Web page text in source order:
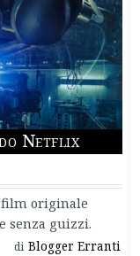
Netflix
film originale
senza guizzi.
di Blogger Erranti